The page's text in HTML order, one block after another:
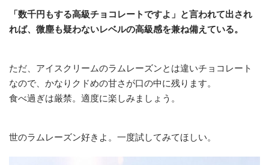
「数千円もする高級チョコレートですよ」と言われて出され
れば、微塵も疑わないレベルの高級感を兼ね備えている。
ただ、アイスクリームのラムレーズンとは違いチョコレート
なので、かなりクドめの甘さが口の中に残ります。
食べ過ぎは厳禁。適度に楽しみましょう。
世のラムレーズン好きよ。一度試してみてほしい。